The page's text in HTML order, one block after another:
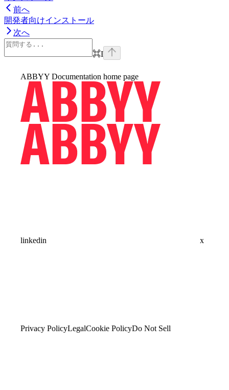
前へ
開発者向けインストール
次へ
⌘I
ABBYY Documentation home page
linkedin x
Privacy PolicyLegalCookie PolicyDo Not Sell